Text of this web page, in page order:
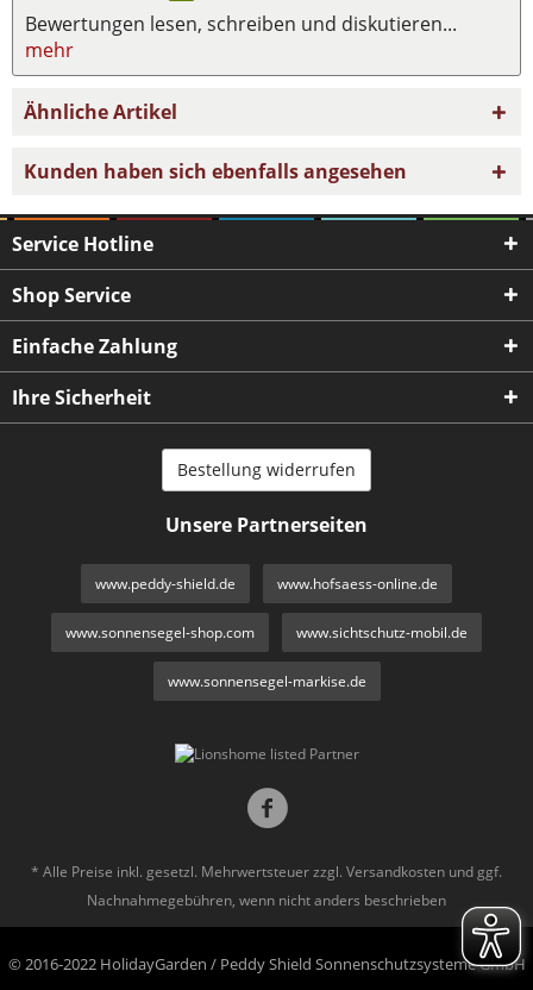
Bewertungen lesen, schreiben und diskutieren...
mehr
Ähnliche Artikel
Kunden haben sich ebenfalls angesehen
Service Hotline
Shop Service
Einfache Zahlung
Ihre Sicherheit
Bestellung widerrufen
Unsere Partnerseiten
www.peddy-shield.de www.hofsaess-online.de
www.sonnensegel-shop.com www.sichtschutz-mobil.de
www.sonnensegel-markise.de
* Alle Preise inkl. gesetzl. Mehrwertsteuer zzgl. Versandkosten und ggf.
Nachnahmegebühren, wenn nicht anders beschrieben
© 2016-2022 HolidayGarden / Peddy Shield Sonnenschutzsysteme GmbH